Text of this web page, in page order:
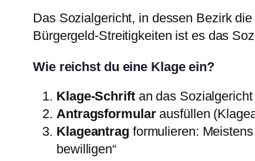
Das Sozialgericht, in dessen Bezirk
Bürgergeld-Streitigkeiten ist es das
Wie reichst du eine Klage ein?
Klage-Schriftan das Sozialgericht
Antragsformularausfüllen
Klageantrag formulieren:
bewilligen“